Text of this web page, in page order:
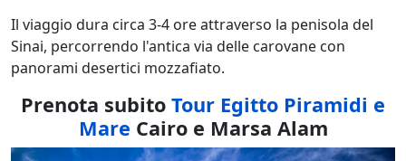
Il viaggio dura circa 3-4 ore attraverso la penisola del
Sinai, percorrendo l'antica via delle carovane con
panorami desertici mozzafiato.
Prenota subito Tour Egitto Piramidi e
Mare Cairo e Marsa Alam